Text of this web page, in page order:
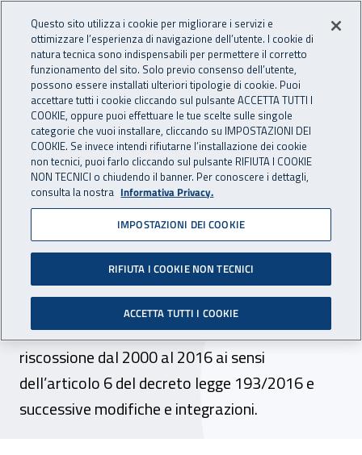
INAIL - Istituto Nazionale
Apri cerca
Navigazione principale
Navigazione - Ti trovi in:
Home Atti e documenti Circolari Inail
28 aprile 2017
28 aprile 2017
Circolare Inail n. 18 del 28
aprile 2017
Rilascio del Durc in presenza della definizione
agevolata dei carichi affidati agli agenti della
riscossione dal 2000 al 2016 ai sensi
dell’articolo 6 del decreto legge 193/2016 e
successive modifiche e integrazioni.
Questo sito utilizza i cookie per migliorare i servizi e
ottimizzare l’esperienza di navigazione dell’utente. I cookie di
natura tecnica sono indispensabili per permettere il corretto
funzionamento del sito. Solo previo consenso dell’utente,
possono essere installati ulteriori tipologie di cookie. Puoi
accettare tutti i cookie cliccando sul pulsante ACCETTA TUTTI I
COOKIE, oppure puoi effettuare le tue scelte sulle singole
categorie che vuoi installare, cliccando su IMPOSTAZIONI DEI
COOKIE. Se invece intendi rifiutarne l’installazione dei cookie
non tecnici, puoi farlo cliccando sul pulsante RIFIUTA I COOKIE
NON TECNICI o chiudendo il banner. Per conoscere i dettagli,
consulta la nostra Informativa Privacy.
IMPOSTAZIONI DEI COOKIE
RIFIUTA I COOKIE NON TECNICI
ACCETTA TUTTI I COOKIE